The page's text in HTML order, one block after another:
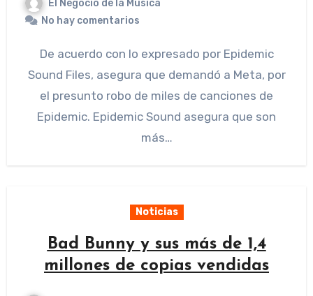
El Negocio de la Musica
No hay comentarios
De acuerdo con lo expresado por Epidemic
Sound Files, asegura que demandó a Meta, por
el presunto robo de miles de canciones de
Epidemic. Epidemic Sound asegura que son
más…
Noticias
Bad Bunny y sus más de 1,4
millones de copias vendidas